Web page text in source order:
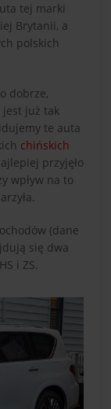
tej marki
Brytanii, a
polskich
dobrze,
jest już tak
te auta
chińskich
przyjęło
wpływ na to
(dane
się dwa
i ZS.